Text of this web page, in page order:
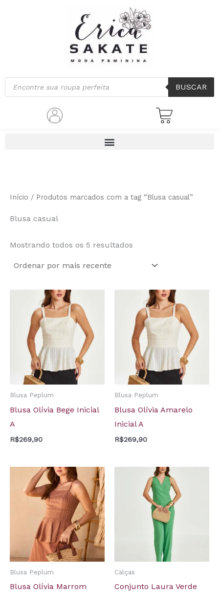
Pesquisar
produtos
BUSCAR
Início / Produtos marcados com a tag “Blusa casual”
Blusa casual
Mostrando todos os 5 resultados
por
mais
recente
Blusa Peplum
Blusa Olívia Bege Inicial
A
R$269,90
Blusa Peplum
Blusa Olívia Amarelo
Inicial A
R$269,90
Blusa Peplum
Blusa Olívia Marrom
Calças
Conjunto Laura Verde